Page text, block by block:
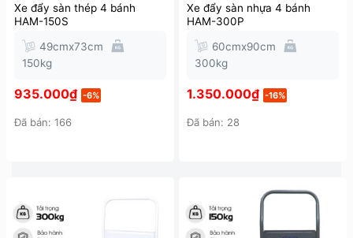
Xe đẩy sàn thép 4 bánh
HAM-150S
49cmx73cm
150kg
935.000₫ -6%
Đã bán: 166
Xe đẩy sàn nhựa 4 bánh
HAM-300P
60cmx90cm
300kg
1.350.000₫ -16%
Đã bán: 28